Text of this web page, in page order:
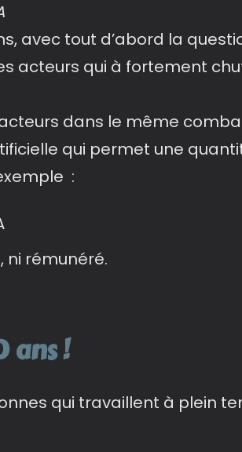
avec tout d’abord la
acteurs qui à fortement
dans le même
qui permet une
:
ni rémunéré.
ans !
qui travaillent à plein